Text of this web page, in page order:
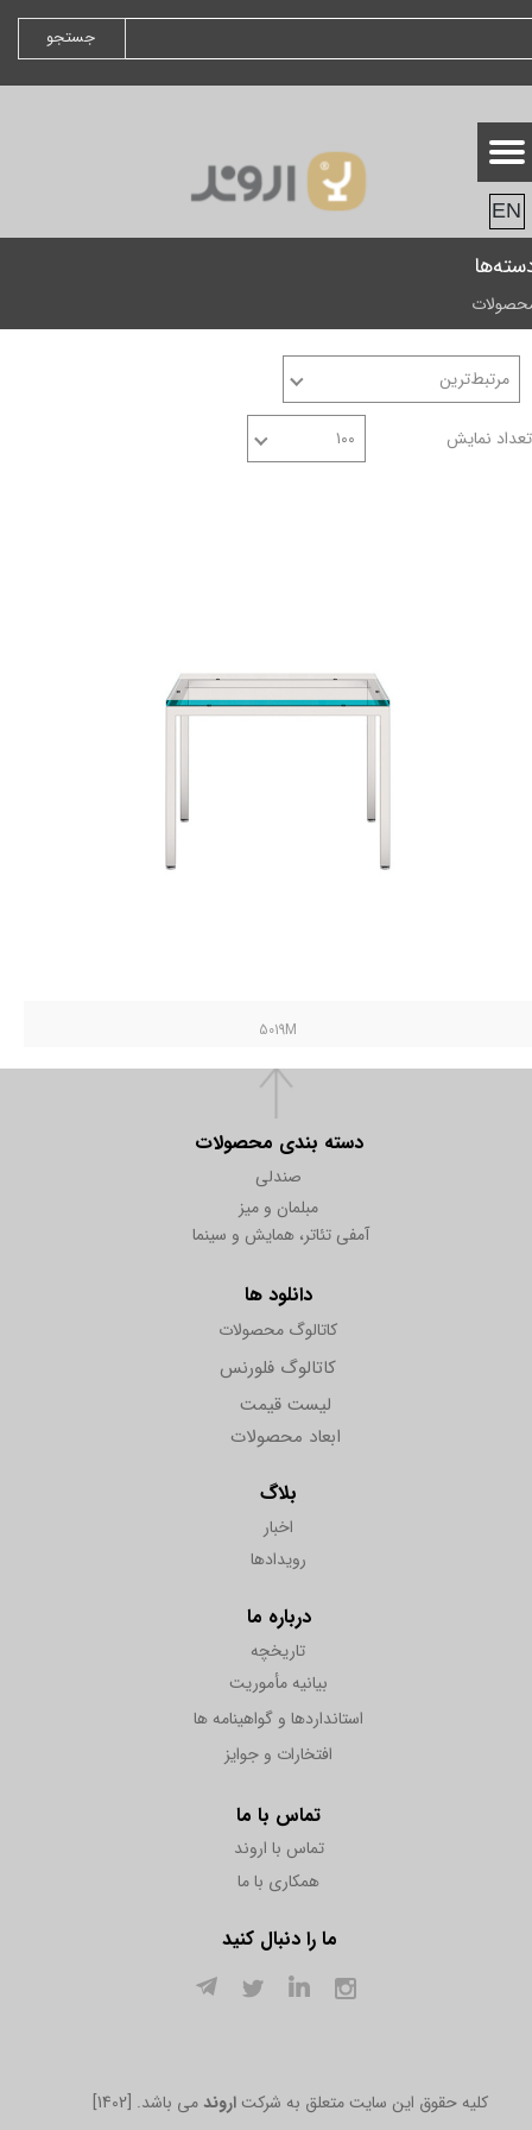
جستجو
EN
مرتبط‌ترین
تعداد نمایش ۱۰۰
5019M
دسته بندی محصولات
صندلی
مبلمان و میز
آمفی تئاتر، همایش و سینما
دانلود ها
کاتالوگ محصولات
کاتالوگ فلورنس
بلاگ
اخبار
رویدادها
درباره ما
تاریخچه
بیانیه مأموریت
استانداردها و گواهینامه ها
افتخارات و جوایز
تماس با ما
تماس با اروند
همکاری با ما
ما را دنبال کنید
ابعاد محصولات
لیست قیمت
[1402] .کلیه حقوق این سایت متعلق به شرکت اروندمی باشد